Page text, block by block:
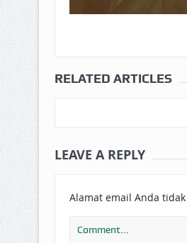
RELATED ARTICLES
LEAVE A REPLY
Alamat email Anda